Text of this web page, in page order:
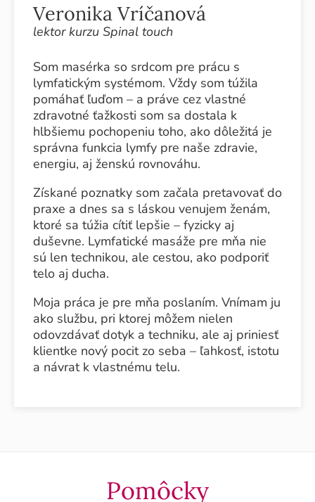
Veronika Vríčanová
lektor kurzu Spinal touch
Som masérka so srdcom pre prácu s
lymfatickým systémom. Vždy som túžila
pomáhať ľuďom – a práve cez vlastné
zdravotné ťažkosti som sa dostala k
hlbšiemu pochopeniu toho, ako dôležitá je
správna funkcia lymfy pre naše zdravie,
energiu, aj ženskú rovnováhu.
Získané poznatky som začala pretavovať do
praxe a dnes sa s láskou venujem ženám,
ktoré sa túžia cítiť lepšie – fyzicky aj
duševne. Lymfatické masáže pre mňa nie
sú len technikou, ale cestou, ako podporiť
telo aj ducha.
Moja práca je pre mňa poslaním. Vnímam ju
ako službu, pri ktorej môžem nielen
odovzdávať dotyk a techniku, ale aj priniesť
klientke nový pocit zo seba – ľahkosť, istotu
a návrat k vlastnému telu.
Pomôcky